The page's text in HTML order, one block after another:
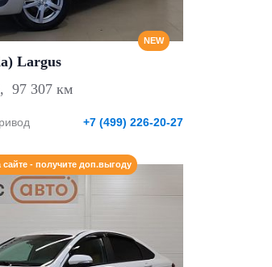
NEW
Largus
, 97 307 км
+7 (499) 226-20-27
сайте - получите доп.выгоду